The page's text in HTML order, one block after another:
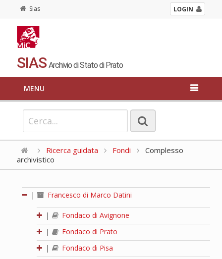
Sias LOGIN
SIAS Archivio di Stato di Prato
MENU
Ricerca guidata Fondi
Complesso
archivistico
| Francesco di Marco Datini
|
Fondaco di Avignone
|
Fondaco di Prato
|
Fondaco di Pisa